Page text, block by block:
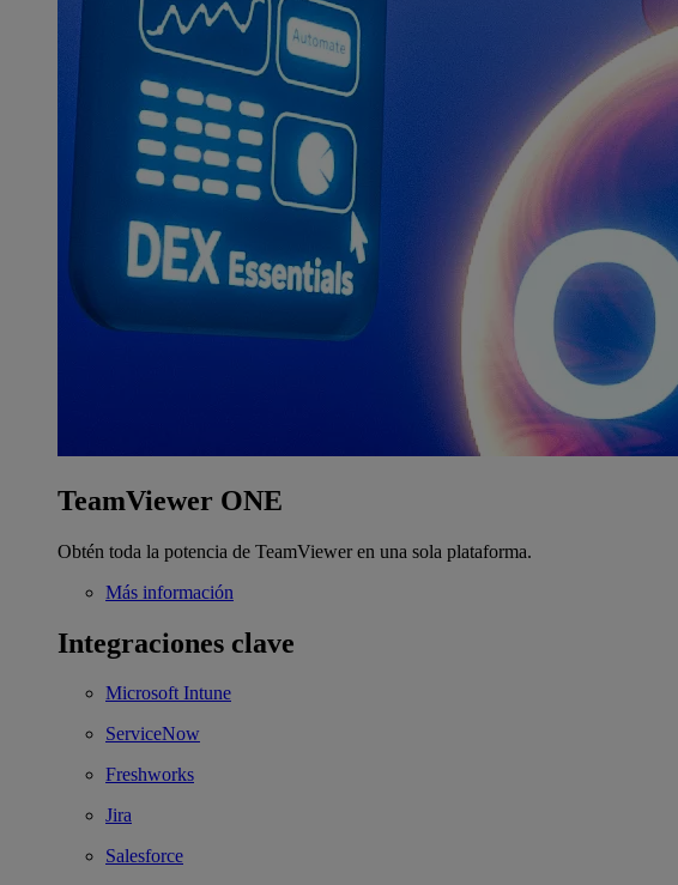
TeamViewer ONE
Obtén toda la potencia de TeamViewer en una sola plataforma.
Más información
Integraciones clave
Microsoft Intune
ServiceNow
Freshworks
Jira
Salesforce